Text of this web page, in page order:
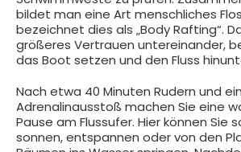
bildet man eine Art menschliches
bezeichnet dies als „Body Rafting“.
größeres Vertrauen untereinander,
das Boot setzen und den Fluss
Nach etwa 40 Minuten Rudern und
Adrenalinausstoß machen Sie eine
Pause am Flussufer. Hier können Sie
sonnen, entspannen oder von den